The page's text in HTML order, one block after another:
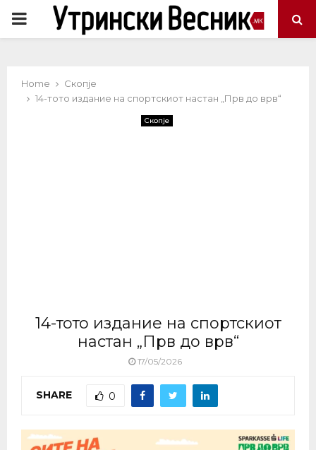
PRIMARY
Home
Скопје
14-тото издание на спортскиот настан „Прв до врв“
Скопје
14-тото издание на спортскиот
настан „Прв до врв“
17/05/2026
SHARE 0